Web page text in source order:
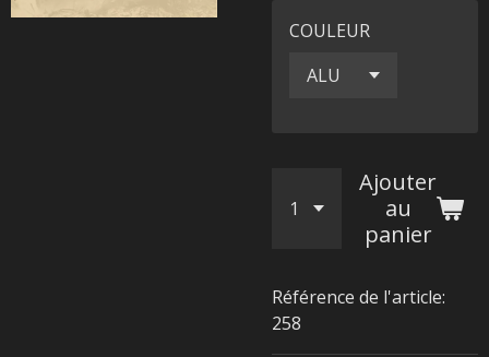
COULEUR
Ajouter
au
panier
Référence de l'article:
258